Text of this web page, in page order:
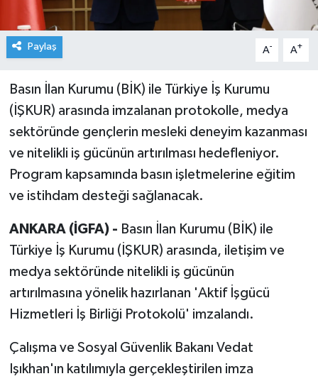
Paylaş A- A+
Basın İlan Kurumu (BİK) ile Türkiye İş Kurumu
(İŞKUR) arasında imzalanan protokolle, medya
sektöründe gençlerin mesleki deneyim kazanması
ve nitelikli iş gücünün artırılması hedefleniyor.
Program kapsamında basın işletmelerine eğitim
ve istihdam desteği sağlanacak.
ANKARA (İGFA) - Basın İlan Kurumu (BİK) ile
Türkiye İş Kurumu (İŞKUR) arasında, iletişim ve
medya sektöründe nitelikli iş gücünün
artırılmasına yönelik hazırlanan 'Aktif İşgücü
Hizmetleri İş Birliği Protokolü' imzalandı.
Çalışma ve Sosyal Güvenlik Bakanı Vedat
Işıkhan'ın katılımıyla gerçekleştirilen imza